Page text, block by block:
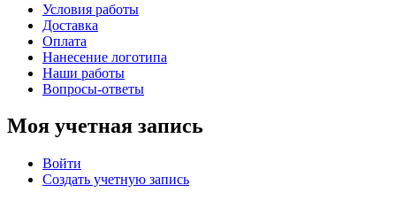
Условия работы
Доставка
Оплата
Нанесение логотипа
Наши работы
Вопросы-ответы
Моя учетная запись
Войти
Создать учетную запись